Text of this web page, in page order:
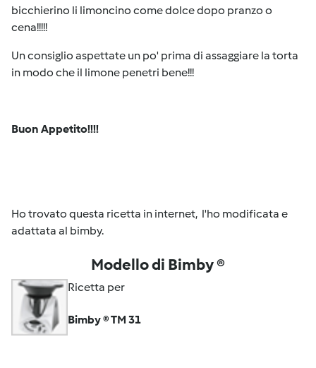
bicchierino li limoncino come dolce dopo pranzo o
cena!!!!!
Un consiglio aspettate un po' prima di assaggiare la torta
in modo che il limone penetri bene!!!
Buon Appetito!!!!
Ho trovato questa ricetta in internet, l'ho modificata e
adattata al bimby.
Modello di Bimby ®
Ricetta per
Bimby ® TM 31